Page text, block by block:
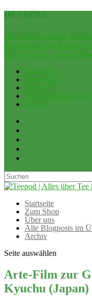
IM TREND:
Der Doktor warnte:
Blogparade Tee Rezepte:
Milky Oolong – eine
Startseite
Zum Shop
Über uns
Alle Blogposts im
Archiv
Startseite
Zum Shop
Über uns
Alle Blogposts im
Archiv
Seite auswählen
Arte-Film zur
Kyuchu (Japan)